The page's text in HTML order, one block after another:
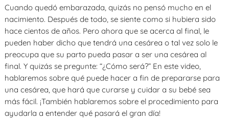
Cuando quedó embarazada, quizás no pensó mucho en el
nacimiento. Después de todo, se siente como si hubiera sido
hace cientos de años. Pero ahora que se acerca al final, le
pueden haber dicho que tendrá una cesárea o tal vez solo le
preocupa que su parto pueda pasar a ser una cesárea al
final. Y quizás se pregunte: “¿Cómo será?” En este video,
hablaremos sobre qué puede hacer a fin de prepararse para
una cesárea, que hará que curarse y cuidar a su bebé sea
más fácil. ¡También hablaremos sobre el procedimiento para
ayudarla a entender qué pasará el gran día!